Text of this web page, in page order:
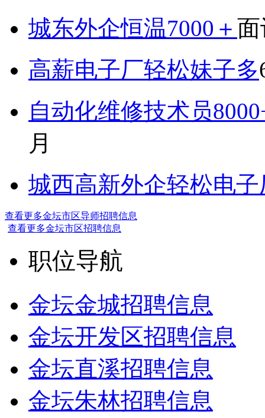
城东外企恒温7000＋
高薪电子厂轻松妹子多
自动化维修技术员
月
城西高新外企轻松电子
查看更多金坛市区导师招聘信息
查看更多金坛市区招聘信息
职位导航
金坛金城招聘信息
金坛开发区招聘信息
金坛直溪招聘信息
金坛朱林招聘信息